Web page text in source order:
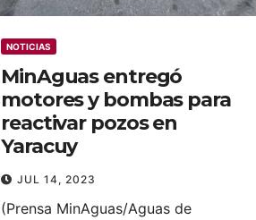
NOTICIAS
MinAguas entregó
motores y bombas para
reactivar pozos en
Yaracuy
JUL 14, 2023
(Prensa MinAguas/Aguas de